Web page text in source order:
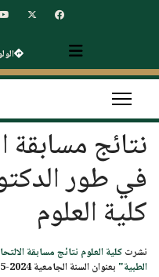
نتائج مسابقة
كلية العلوم
نشرتكلية العلوم نتائج مسابقة
الطبية" بعنوان السنة الجامعية 2024-2025.